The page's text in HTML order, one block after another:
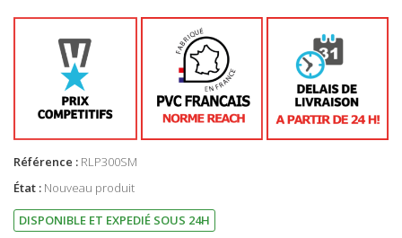
Référence : RLP300SM
État : Nouveau produit
DISPONIBLE ET EXPEDIÉ SOUS 24H